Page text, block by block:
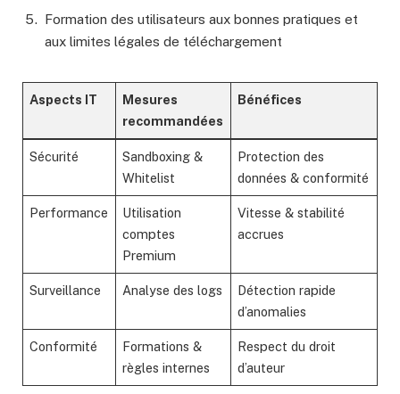
Formation des utilisateurs aux bonnes pratiques et
aux limites légales de téléchargement
Aspects IT
Mesures
recommandées
Bénéfices
Sécurité
Sandboxing &
Whitelist
Protection des
données & conformité
Performance
Utilisation
comptes
Premium
Vitesse & stabilité
accrues
Surveillance Analyse des logs
Détection rapide
d’anomalies
Conformité
Formations &
règles internes
Respect du droit
d’auteur